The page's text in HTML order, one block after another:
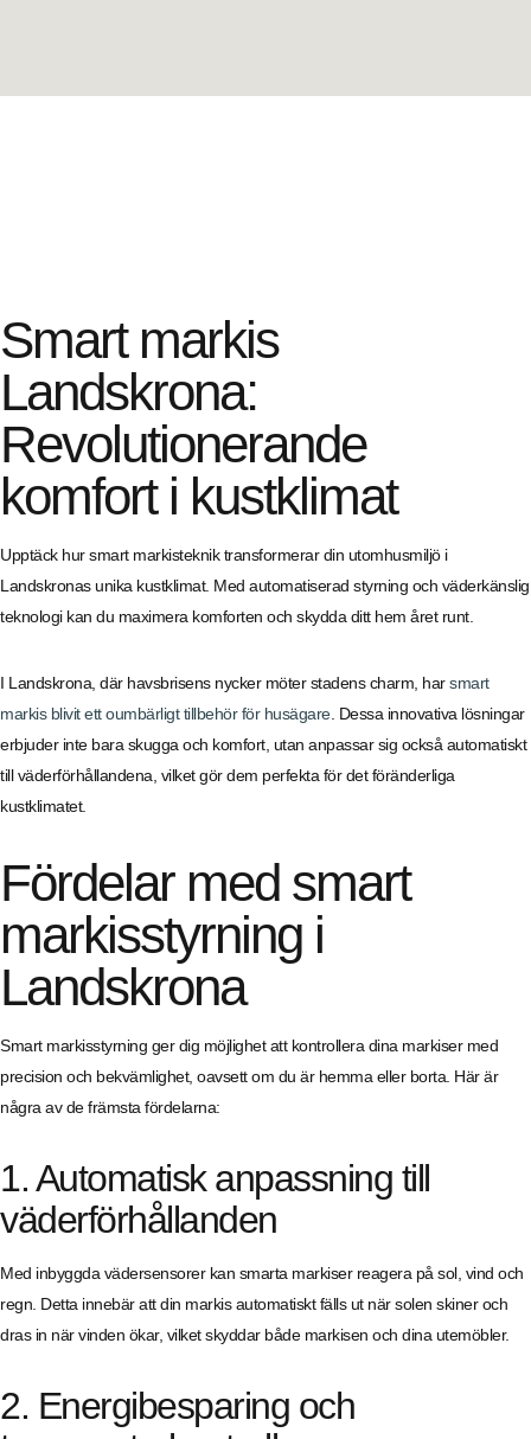
Smart markis
Landskrona:
Revolutionerande
komfort i kustklimat
Upptäck hur smart markisteknik transformerar din utomhusmiljö i
Landskronas unika kustklimat. Med automatiserad styrning och väderkänslig
teknologi kan du maximera komforten och skydda ditt hem året runt.
I Landskrona, där havsbrisens nycker möter stadens charm, harsmart
markis blivit ett oumbärligt tillbehör för husägare. Dessa innovativa lösningar
erbjuder inte bara skugga och komfort, utan anpassar sig också automatiskt
till väderförhållandena, vilket gör dem perfekta för det föränderliga
kustklimatet.
Fördelar med smart
markisstyrning i
Landskrona
Smart markisstyrning ger dig möjlighet att kontrollera dina markiser med
precision och bekvämlighet, oavsett om du är hemma eller borta. Här är
några av de främsta fördelarna:
1. Automatisk anpassning till
väderförhållanden
Med inbyggda vädersensorer kan smarta markiser reagera på sol, vind och
regn. Detta innebär att din markis automatiskt fälls ut när solen skiner och
dras in när vinden ökar, vilket skyddar både markisen och dina utemöbler.
2. Energibesparing och